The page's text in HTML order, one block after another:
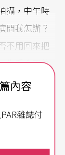
攝，中午時
問我怎辦？
不用回來把
你看今天的
接上呢。
內容
雜誌付